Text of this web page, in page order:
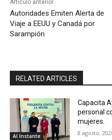
Artículo anterior
Autoridades Emiten Alerta de
Viaje a EEUU y Canadá por
Sarampión
RELATED ARTICLES
Al Instante
Capacita
personal
mujeres.
8 agosto,